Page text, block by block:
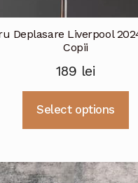
Deplasare Liverpool
Copii
189 lei
Select options